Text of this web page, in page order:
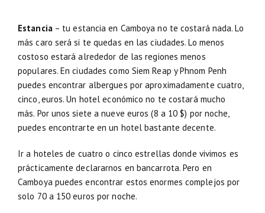
Estancia– tu estancia en Camboya no te costará nada. Lo
más caro será si te quedas en las ciudades. Lo menos
costoso estará alrededor de las regiones menos
populares. En ciudades como Siem Reap y Phnom Penh
puedes encontrar albergues por aproximadamente cuatro,
cinco, euros. Un hotel económico no te costará mucho
más. Por unos siete a nueve euros (8 a 10 $) por noche,
puedes encontrarte en un hotel bastante decente.
Ir a hoteles de cuatro o cinco estrellas donde vivimos es
prácticamente declararnos en bancarrota. Pero en
Camboya puedes encontrar estos enormes complejos por
solo 70 a 150 euros por noche.